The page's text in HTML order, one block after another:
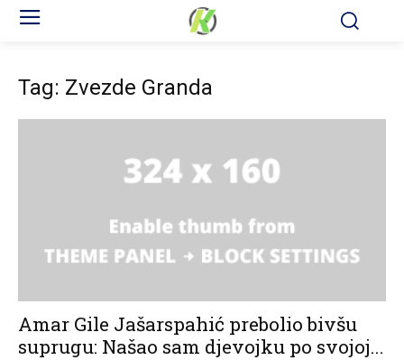
Tag: Zvezde Granda
Amar Gile Jašarspahić prebolio bivšu
suprugu: Našao sam djevojku po svojoj...